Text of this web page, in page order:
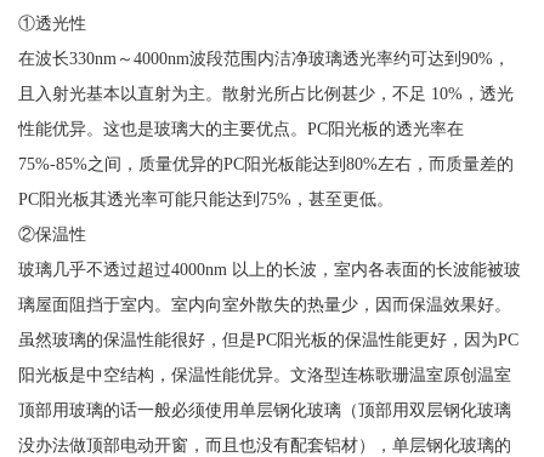
①透光性
在波长330nm～4000nm波段范围内洁净玻璃透光率约可达到90%，
且入射光基本以直射为主。散射光所占比例甚少，不足 10%，透光
性能优异。这也是玻璃大的主要优点。PC阳光板的透光率在
75%-85%之间，质量优异的PC阳光板能达到80%左右，而质量差的
PC阳光板其透光率可能只能达到75%，甚至更低。
②保温性
玻璃几乎不透过超过4000nm 以上的长波，室内各表面的长波能被玻
璃屋面阻挡于室内。室内向室外散失的热量少，因而保温效果好。
虽然玻璃的保温性能很好，但是PC阳光板的保温性能更好，因为PC
阳光板是中空结构，保温性能优异。文洛型连栋歌珊温室原创温室
顶部用玻璃的话一般必须使用单层钢化玻璃（顶部用双层钢化玻璃
没办法做顶部电动开窗，而且也没有配套铝材），单层钢化玻璃的